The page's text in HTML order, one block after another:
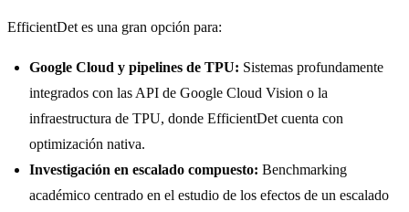
EfficientDet es una gran opción para:
Google Cloud y pipelines de TPU: Sistemas profundamente
integrados con las API de Google Cloud Vision o la
infraestructura de TPU, donde EfficientDet cuenta con
optimización nativa.
Investigación en escalado compuesto: Benchmarking
académico centrado en el estudio de los efectos de un escalado